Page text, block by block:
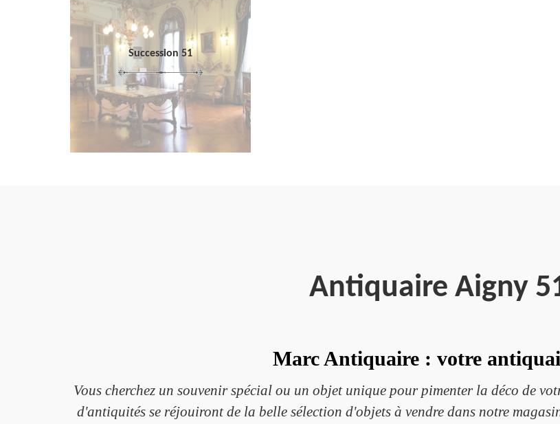
Succession 51
Antiquaire Aigny
Marc Antiquaire : votre
Vous cherchez un souvenir spécial ou un objet unique pour pimenter la déco de
d'antiquités se réjouiront de la belle sélection d'objets à vendre dans notre